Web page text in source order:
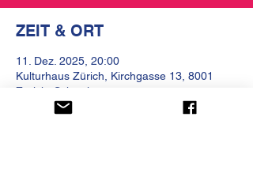
ZEIT & ORT
11. Dez. 2025, 20:00
Kulturhaus Zürich, Kirchgasse 13, 8001
Zürich, Schweiz